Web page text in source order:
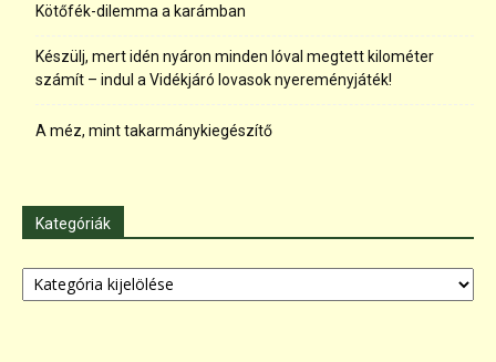
Kötőfék-dilemma a karámban
Készülj, mert idén nyáron minden lóval megtett kilométer
számít – indul a Vidékjáró lovasok nyereményjáték!
A méz, mint takarmánykiegészítő
Kategóriák
Kategóriák